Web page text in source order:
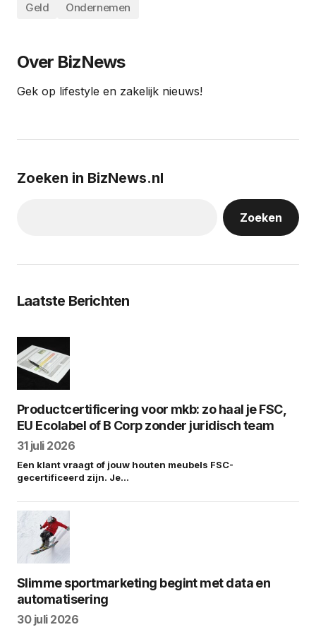
Geld Ondernemen
Over BizNews
Gek op lifestyle en zakelijk nieuws!
Zoeken in BizNews.nl
Zoeken
Laatste Berichten
Productcertificering voor mkb: zo haal je FSC,
EU Ecolabel of B Corp zonder juridisch team
31 juli 2026
Een klant vraagt of jouw houten meubels FSC-
gecertificeerd zijn. Je…
Slimme sportmarketing begint met data en
automatisering
30 juli 2026